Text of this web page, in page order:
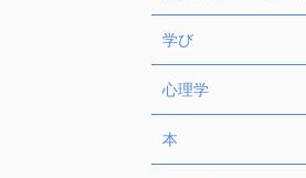
学び
心理学
本